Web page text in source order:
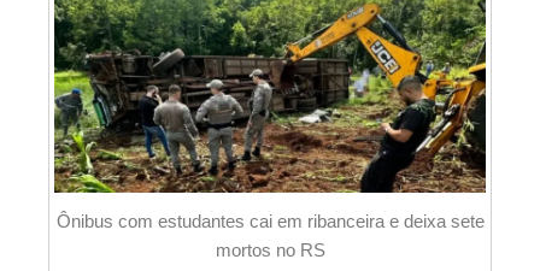
Ônibus com estudantes cai em ribanceira e deixa sete
mortos no RS